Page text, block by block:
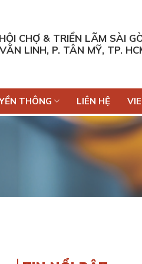
CHỢ & TRIỂN LÃM SÀI
LINH, P. TÂN MỸ, TP.
THÔNG LIÊN HỆ VIE